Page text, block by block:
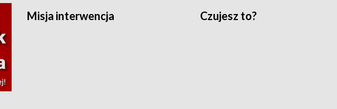
Misja interwencja Czujesz to?